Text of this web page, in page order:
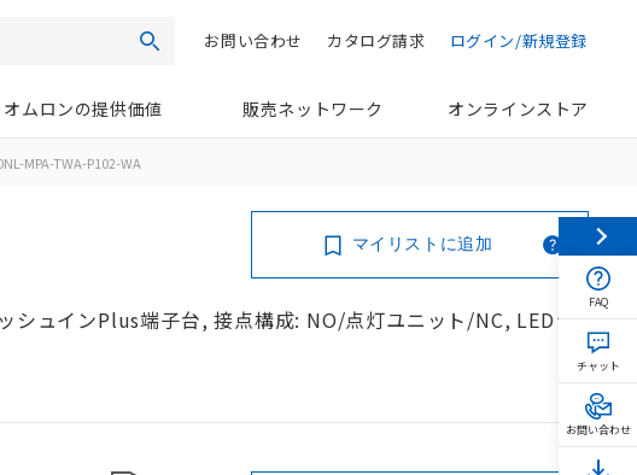
検索 ログイン/新規登録
カタログ請求
お問い合わせ
オムロンの提供価値 販売ネットワーク オンラインストア
MPA-TWA-P102-WA
ュインPlus端子台, 接点構成: NO/点灯ユニット/NC, LEDラ
マイリストに追加
FAQ
チャット
お問い合わせ